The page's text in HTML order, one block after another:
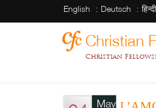
English Deutsch हिन्दी
Christian
Christian
May